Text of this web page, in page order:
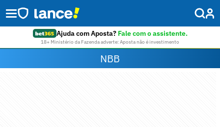
Ajuda com Aposta? Fale com o assistente.
18+ Ministério da Fazenda adverte: Aposta não é investimento
NBB